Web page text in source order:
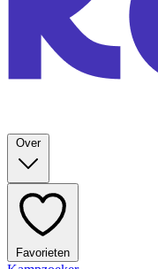
Over
Favorieten